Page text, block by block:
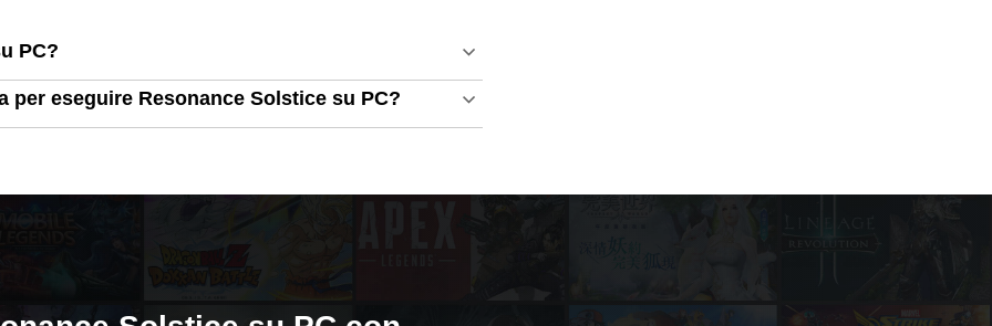
PC?
eseguire Resonance Solstice su PC?